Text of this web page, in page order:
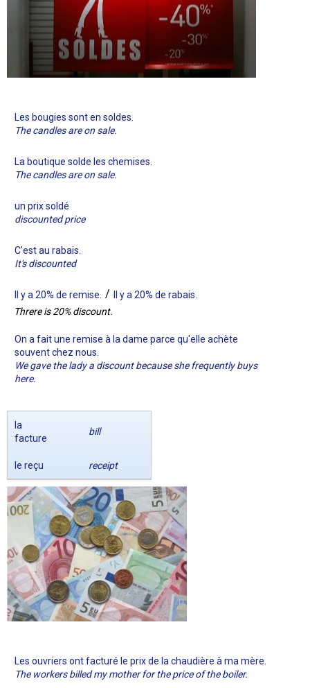
Les bougies sont en soldes.
The candles are on sale.
La boutique solde les chemises.
The candles are on sale.
un prix soldé
discounted price
C'est au rabais.
It's discounted
Il y a 20% de remise. /
Il y a 20% de rabais.
Threre is 20% discount.
On a fait une remise à la dame parce qu'elle achète
souvent chez nous.
We gave the lady a discount because she frequently buys
here.
la
facture
bill
le reçu receipt
Les ouvriers ont facturé le prix de la chaudière à ma mère.
The workers billed my mother for the price of the boiler.